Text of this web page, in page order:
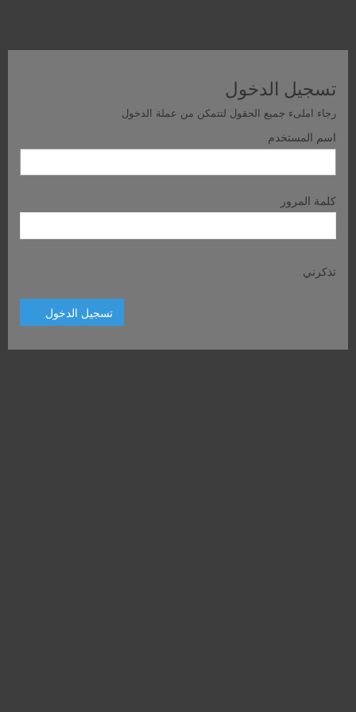
تسجيل الدخول
رجاء املىء جميع الحقول لتتمكن من عملة الدخول
اسم المستخدم
كلمة المرور
تذكرني
تسجيل الدخول